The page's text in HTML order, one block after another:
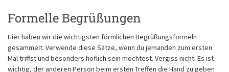
Formelle Begrüßungen
Hier haben wir die wichtigsten förmlichen Begrüßungsformeln
gesammelt. Verwende diese Sätze, wenn du jemanden zum ersten
Mal triffst und besonders höflich sein möchtest. Vergiss nicht: Es ist
wichtig, der anderen Person beim ersten Treffen die Hand zu geben